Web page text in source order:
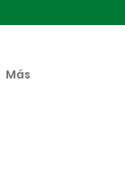
Más